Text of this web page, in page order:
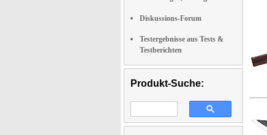
Diskussions-Forum
Testergebnisse aus Tests &
Testberichten
Produkt-Suche: